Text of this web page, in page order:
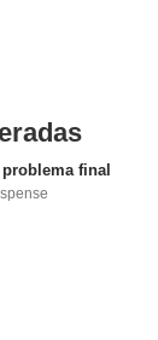
problema final